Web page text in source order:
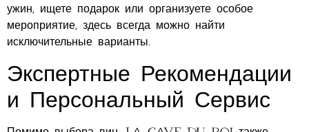
ужин, ищете подарок или организуете особое
мероприятие, здесь всегда можно найти
исключительные варианты.
Экспертные Рекомендации
и Персональный Сервис